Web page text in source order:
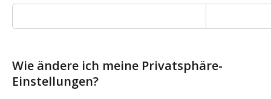
Wie ändere ich meine Privatsphäre-
Einstellungen?